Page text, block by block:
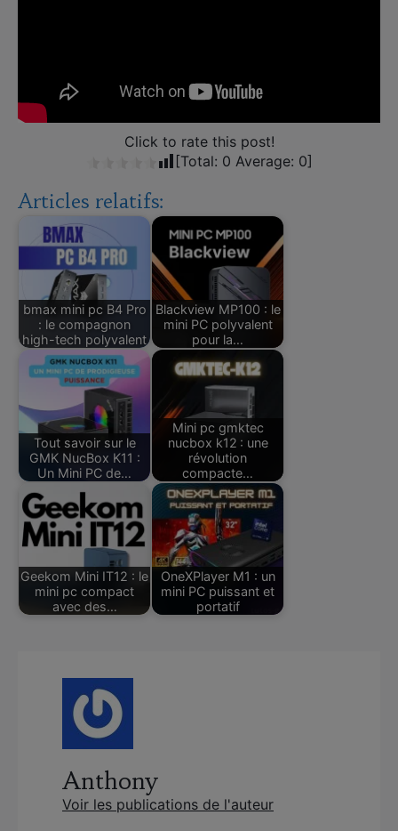
Click to rate this post!
[Total: 0 Average: 0]
Articles relatifs:
bmax mini pc B4 Pro
: le compagnon
high-tech polyvalent
Blackview MP100 : le
mini PC polyvalent
pour la…
Tout savoir sur le
GMK NucBox K11 :
Un Mini PC de…
Mini pc gmktec
nucbox k12 : une
révolution
compacte…
Geekom Mini IT12 : le
mini pc compact
avec des…
OneXPlayer M1 : un
mini PC puissant et
portatif
Anthony
Voir les publications de l'auteur